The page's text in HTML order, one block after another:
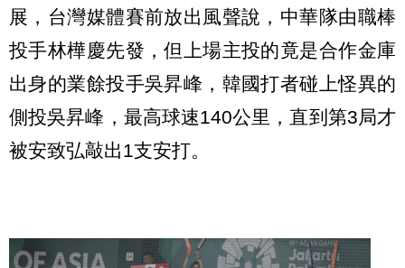
展，台灣媒體賽前放出風聲說，中華隊由職棒
投手林樺慶先發，但上場主投的竟是合作金庫
出身的業餘投手吳昇峰，韓國打者碰上怪異的
側投吳昇峰，最高球速140公里，直到第3局才
被安致弘敲出1支安打。